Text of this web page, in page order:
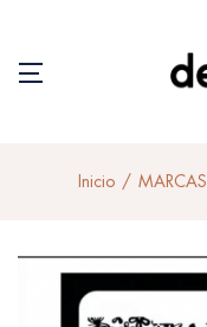
Inicio MARCAS